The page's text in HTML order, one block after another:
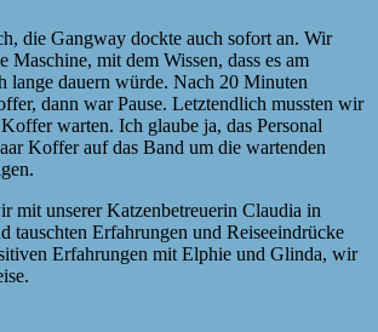
die Gangway dockte auch sofort an. Wir
Maschine, mit dem Wissen, dass es am
lange dauern würde. Nach 20 Minuten
dann war Pause. Letztendlich mussten wir
warten. Ich glaube ja, das Personal
Koffer auf das Band um die wartenden
mit unserer Katzenbetreuerin Claudia in
tauschten Erfahrungen und Reiseeindrücke
Erfahrungen mit Elphie und Glinda, wir